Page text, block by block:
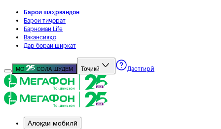
Барои шаҳрвандон
Барои тиҷорат
Барномаи Life
Вакансияҳо
Дар бораи ширкат
МО СОЛА ШУДЕМ Тоҷикӣ Дастгирӣ
Алоқаи мобилӣ